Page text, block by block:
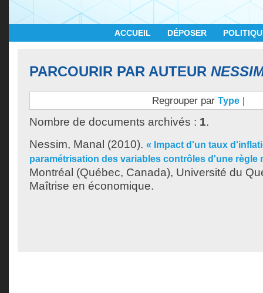
ACCUEIL DÉPOSER
PARCOURIR PAR AUTEUR
Regrouper par Type |
Nombre de documents archivés : 1.
Nessim, Manal (2010). « Impact d'un taux
paramétrisation des variables contrôles d'une règle
Montréal (Québec, Canada), Université du
Maîtrise en économique.